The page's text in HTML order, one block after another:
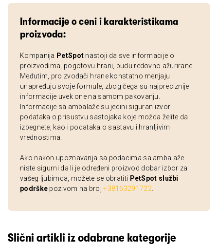
Informacije o ceni i karakteristikama
proizvoda:
Kompanija PetSpot nastoji da sve informacije o
proizvodima, pogotovu hrani, budu redovno ažurirane.
Međutim, proizvođači hrane konstatno menjaju i
unapređuju svoje formule, zbog čega su najpreciznije
informacije uvek one na samom pakovanju.
Informacije sa ambalaže su jedini siguran izvor
podataka o prisustvu sastojaka koje možda želite da
izbegnete, kao i podataka o sastavu i hranljivim
vrednostima.
Ako nakon upoznavanja sa podacima sa ambalaže
niste sigurni da li je određeni proizvod dobar izbor za
vašeg ljubimca, možete se obratiti PetSpot službi
podrške pozivom na broj+38163291722
Slični artikli iz odabrane kategorije